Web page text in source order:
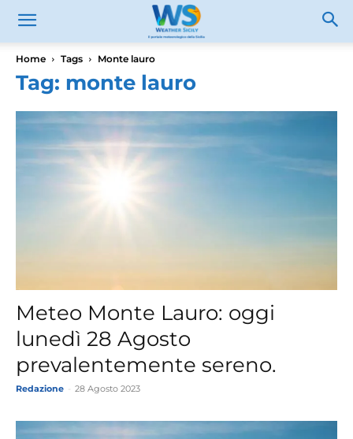
Home Tags Monte lauro
Tag: monte lauro
Meteo Monte Lauro: oggi
lunedì 28 Agosto
prevalentemente sereno.
Redazione 28 Agosto 2023